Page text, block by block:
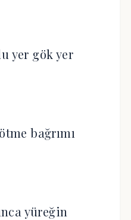
yer gök yer
bağrımı
yüreğin